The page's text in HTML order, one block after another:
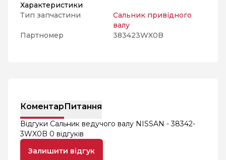
Характеристики
Тип запчастини
Сальник привідного
валу
Партномер
383423WX0B
КоментарПитання
Відгуки Сальник ведучого валу NISSAN - 38342-
3WX0B 0 відгуків
Залишити відгук